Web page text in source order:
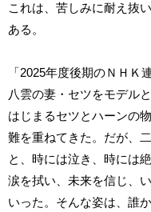
これは、苦しみに耐え抜
ある。
「2025年度後期のＮＨＫ
八雲の妻・セツをモデル
はじまるセツとハーンの
難を重ねてきた。だが、
と、時には泣き、時には
涙を拭い、未来を信じ、
いった。そんな姿は、誰